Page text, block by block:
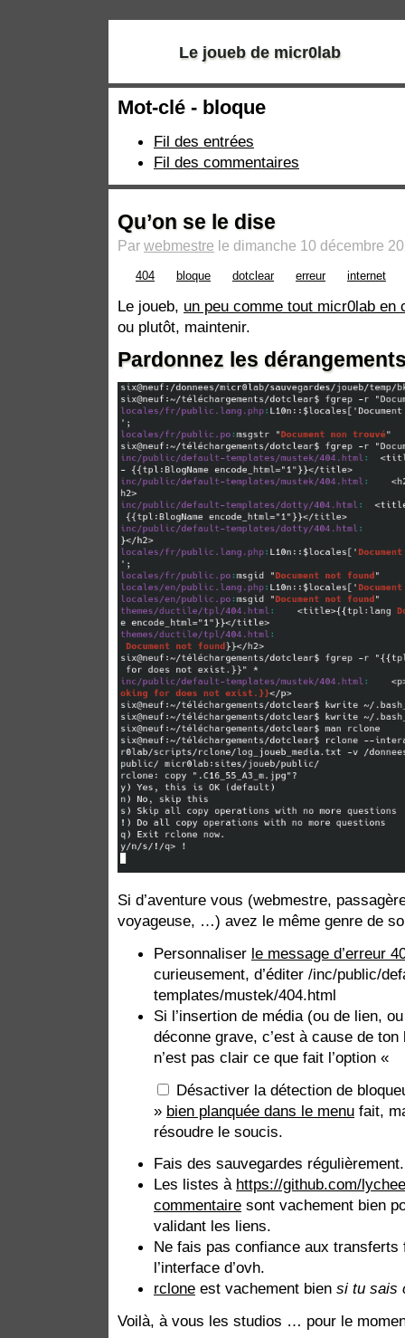
Le joueb de micr0lab
Mot-clé - bloque
Fil des entrées
Fil des commentaires
Qu’on se le dise
Par webmestre le dimanche 10 décembre
404 bloque dotclear erreur internet
Le joueb, un peu comme tout micr0lab en
ou plutôt, maintenir.
Pardonnez les
Si d’aventure vous (webmestre,
voyageuse, …) avez le même genre de
Personnaliser le message d’erreur
curieusement, d’éditer /inc/public/
templates/mustek/404.html
Si l’insertion de média (ou de lien,
déconne grave, c’est à cause de
n’est pas clair ce que fait l’option «
Désactiver la détection de
» bien planquée dans le menu fait,
résoudre le soucis.
Fais des sauvegardes régulièrement.
Les listes à https://github.com/
commentaire sont vachement bien
validant les liens.
Ne fais pas confiance aux
l’interface d’ovh.
rclone est vachement bien si tu sais
Voilà, à vous les studios … pour le